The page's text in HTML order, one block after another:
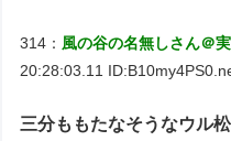
314： 風の谷の名無しさん＠
20:28:03.11
三分ももたなそうなウル